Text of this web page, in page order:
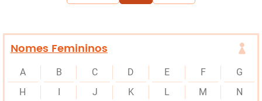
Nomes Femininos
A B C D E F
G
H
J K L M
N